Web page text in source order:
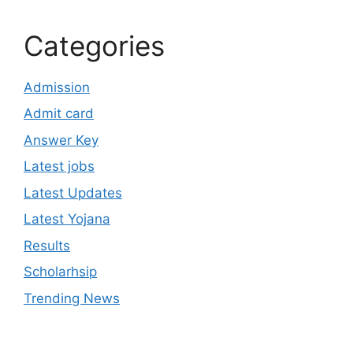
Categories
Admission
Admit card
Answer Key
Latest jobs
Latest Updates
Latest Yojana
Results
Scholarhsip
Trending News